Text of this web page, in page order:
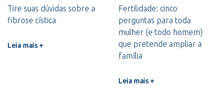
Tire suas dúvidas sobre a
fibrose cística
Leia mais +
Fertilidade: cinco
perguntas para toda
mulher (e todo homem)
que pretende ampliar a
família
Leia mais +